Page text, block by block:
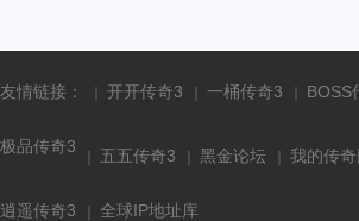
友情链接： 开开传奇3 一桶传奇3 BOSS
极品传奇3 五五传奇3 黑金论坛 我的传奇
逍遥传奇3 全球IP地址库